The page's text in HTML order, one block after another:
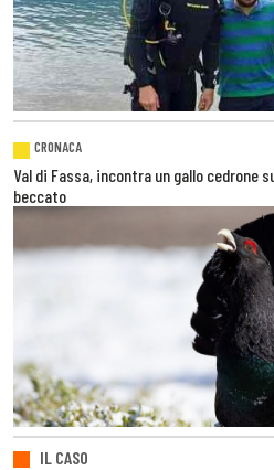
CRONACA
Val di Fassa, incontra un gallo
beccato
IL CASO